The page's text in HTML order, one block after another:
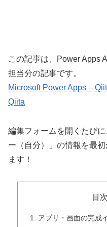
この記事は、Power Apps
担当分の記事です。
Microsoft Power Apps –
Qiita
編集フォームを開くたび
ー（自分）」の情報を最
ます！
目次
アプリ・画面の完成